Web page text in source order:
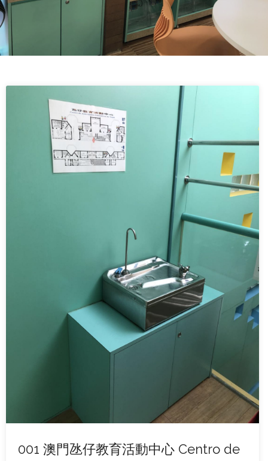
001 澳門氹仔教育活動中心 Centro de